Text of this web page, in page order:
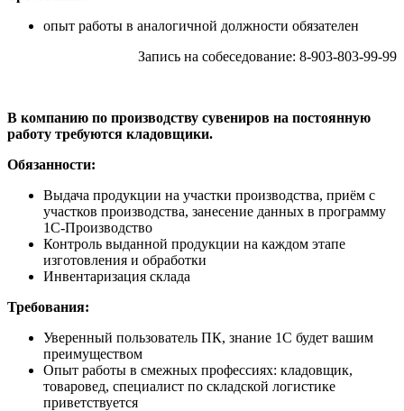
опыт работы в аналогичной должности обязателен
Запись на собеседование: 8-903-803-99-99
В компанию по производству сувениров на постоянную
работу требуются кладовщики.
Обязанности:
Выдача продукции на участки производства, приём с
участков производства, занесение данных в программу
1С-Производство
Контроль выданной продукции на каждом этапе
изготовления и обработки
Инвентаризация склада
Требования:
Уверенный пользователь ПК, знание 1С будет вашим
преимуществом
Опыт работы в смежных профессиях: кладовщик,
товаровед, специалист по складской логистике
приветствуется